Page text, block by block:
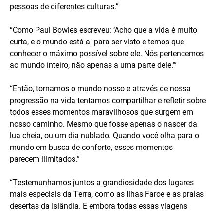
pessoas de diferentes culturas.”
“Como Paul Bowles escreveu: ‘Acho que a vida é muito
curta, e o mundo está aí para ser visto e temos que
conhecer o máximo possível sobre ele. Nós pertencemos
ao mundo inteiro, não apenas a uma parte dele.’”
“Então, tornamos o mundo nosso e através de nossa
progressão na vida tentamos compartilhar e refletir sobre
todos esses momentos maravilhosos que surgem em
nosso caminho. Mesmo que fosse apenas o nascer da
lua cheia, ou um dia nublado. Quando você olha para o
mundo em busca de conforto, esses momentos
parecem ilimitados.”
“Testemunhamos juntos a grandiosidade dos lugares
mais especiais da Terra, como as Ilhas Faroe e as praias
desertas da Islândia. E embora todas essas viagens